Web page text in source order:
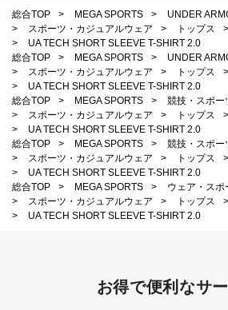
総合TOP > MEGA SPORTS >
UNDER
>
スポーツ・カジュアルウェア > トップス >
>
UA TECH SHORT SLEEVE T-SHIRT 2.0
総合TOP
> MEGA SPORTS >
UNDER
>
スポーツ・カジュアルウェア > トップス >
>
UA TECH SHORT SLEEVE T-SHIRT 2.0
総合TOP
> MEGA SPORTS >
競技・スポー
>
スポーツ・カジュアルウェア > トップス >
>
UA TECH SHORT SLEEVE T-SHIRT 2.0
総合TOP
> MEGA SPORTS >
競技・スポー
>
スポーツ・カジュアルウェア > トップス >
>
UA TECH SHORT SLEEVE T-SHIRT 2.0
総合TOP
> MEGA SPORTS >
ウェア・ス
>
スポーツ・カジュアルウェア > トップス >
>
UA TECH SHORT SLEEVE T-SHIRT 2.0
お得で便利なサ